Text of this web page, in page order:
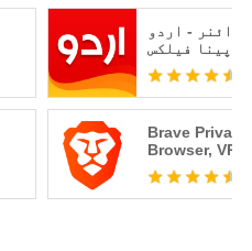
- اردو
پینا فیلکس
Brave Private
Browser, VPN